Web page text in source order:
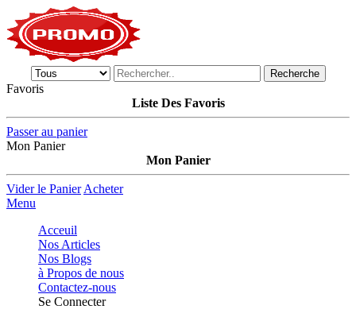
Recherche
Favoris
Liste Des Favoris
Passer au panier
Mon Panier
Mon Panier
Vider le Panier Acheter
Menu
Acceuil
Nos Articles
Nos Blogs
à Propos de nous
Contactez-nous
Se Connecter